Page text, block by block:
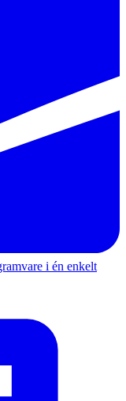
i én enkelt